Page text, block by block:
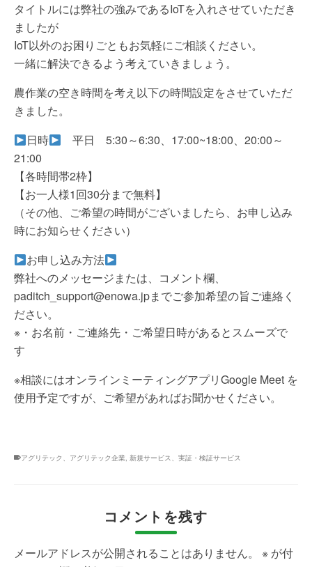
タイトルには弊社の強みであるIoTを入れさせていただき
ましたが
IoT以外のお困りごともお気軽にご相談ください。
一緒に解決できるよう考えていきましょう。
農作業の空き時間を考え以下の時間設定をさせていただ
きました。
日時
平日 5:30～6:30、17:00~18:00、20:00～
21:00
【各時間帯2枠】
【お一人様1回30分まで無料】
（その他、ご希望の時間がございましたら、お申し込み
時にお知らせください）
お申し込み方法
弊社へのメッセージまたは、コメント欄、
paditch_support@enowa.jpまでご参加希望の旨ご連絡く
ださい。
※・お名前・ご連絡先・ご希望日時があるとスムーズで
す
※相談にはオンラインミーティングアプリGoogle Meet を
使用予定ですが、ご希望があればお聞かせください。
アグリテック、アグリテック企業, 新規サービス、実証・検証サービス
コメントを残す
メールアドレスが公開されることはありません。 ※ が付